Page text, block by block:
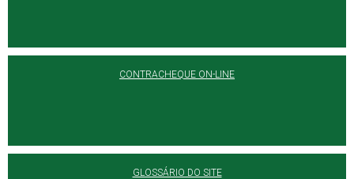
CONTRACHEQUE ON-LINE
GLOSSÁRIO DO SITE